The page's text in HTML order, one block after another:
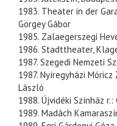
1983. Theater in der
Görgey Gábor
1985. Zalaegerszegi
1986. Stadttheater,
1987. Szegedi Nemzeti
1987. Nyíregyházi
László
1988. Újvidéki Színház r.:
1989. Madách